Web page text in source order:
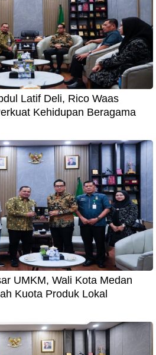
Latif Deli, Rico Waas
Kehidupan Beragama
UMKM, Wali Kota Medan
Kuota Produk Lokal